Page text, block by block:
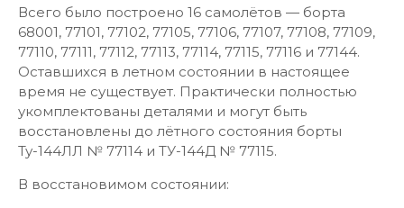
Всего было построено 16 самолётов — борта
68001, 77101, 77102, 77105, 77106, 77107, 77108, 77109,
77110, 77111, 77112, 77113, 77114, 77115, 77116 и 77144.
Оставшихся в летном состоянии в настоящее
время не существует. Практически полностью
укомплектованы деталями и могут быть
восстановлены до лётного состояния борты
Ту-144ЛЛ № 77114 и ТУ-144Д № 77115.
В восстановимом состоянии: